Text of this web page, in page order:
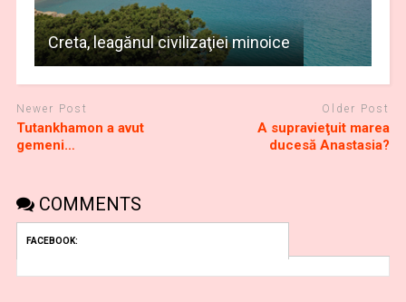
Creta, leagănul civilizaţiei minoice
Newer Post
Tutankhamon a avut
gemeni…
Older Post
A supravieţuit marea
ducesă Anastasia?
COMMENTS
FACEBOOK: